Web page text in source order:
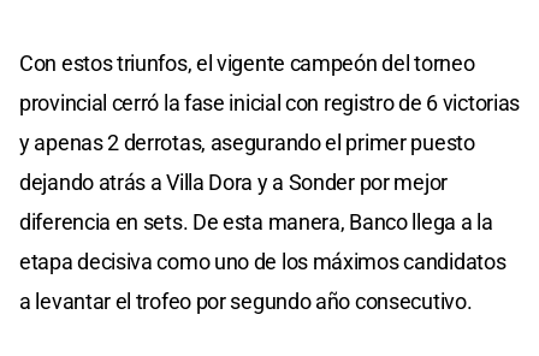
Con estos triunfos, el vigente campeón del torneo
provincial cerró la fase inicial con registro de 6 victorias
y apenas 2 derrotas, asegurando el primer puesto
dejando atrás a Villa Dora y a Sonder por mejor
diferencia en sets. De esta manera, Banco llega a la
etapa decisiva como uno de los máximos candidatos
a levantar el trofeo por segundo año consecutivo.